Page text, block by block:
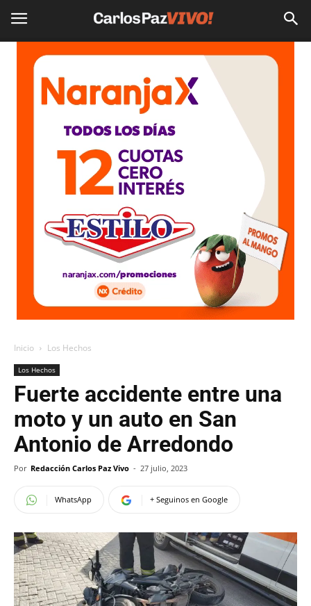
Inicio Los Hechos
Los Hechos
Fuerte accidente entre una
moto y un auto en San
Antonio de Arredondo
Por Redacción Carlos Paz Vivo - 27 julio, 2023
WhatsApp + Seguinos en Google